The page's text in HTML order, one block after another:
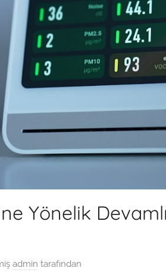
Yönelik
admin tarafından